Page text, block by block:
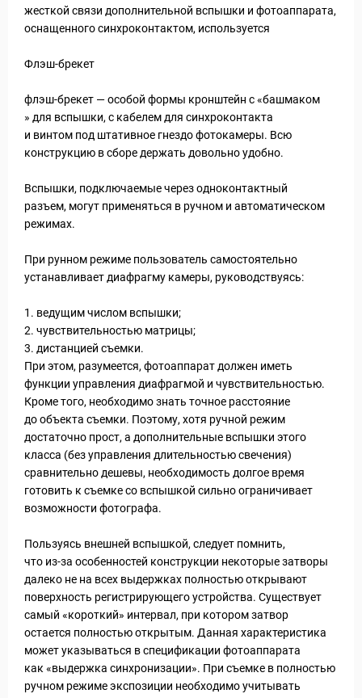
жесткой связи дополнительной вспышки и фотоаппарата,
оснащенного синхроконтактом, используется
Флэш-брекет
флэш-брекет — особой формы кронштейн с «башмаком
» для вспышки, с кабелем для синхроконтакта
и винтом под штативное гнездо фотокамеры. Всю
конструкцию в сборе держать довольно удобно.
Вспышки, подключаемые через одноконтактный
разъем, могут применяться в ручном и автоматическом
режимах.
При рунном режиме пользователь самостоятельно
устанавливает диафрагму камеры, руководствуясь:
1. ведущим числом вспышки;
2. чувствительностью матрицы;
3. дистанцией съемки.
При этом, разумеется, фотоаппарат должен иметь
функции управления диафрагмой и чувствительностью.
Кроме того, необходимо знать точное расстояние
до объекта съемки. Поэтому, хотя ручной режим
достаточно прост, а дополнительные вспышки этого
класса (без управления длительностью свечения)
сравнительно дешевы, необходимость долгое время
готовить к съемке со вспышкой сильно ограничивает
возможности фотографа.
Пользуясь внешней вспышкой, следует помнить,
что из-за особенностей конструкции некоторые затворы
далеко не на всех выдержках полностью открывают
поверхность регистрирующего устройства. Существует
самый «короткий» интервал, при котором затвор
остается полностью открытым. Данная характеристика
может указываться в спецификации фотоаппарата
как «выдержка синхронизации». При съемке в полностью
ручном режиме экспозиции необходимо учитывать